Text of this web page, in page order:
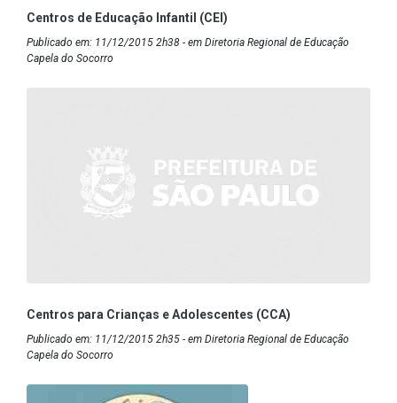
Centros de Educação Infantil (CEI)
Publicado em: 11/12/2015 2h38 - em Diretoria Regional de Educação
Capela do Socorro
Centros para Crianças e Adolescentes (CCA)
Publicado em: 11/12/2015 2h35 - em Diretoria Regional de Educação
Capela do Socorro